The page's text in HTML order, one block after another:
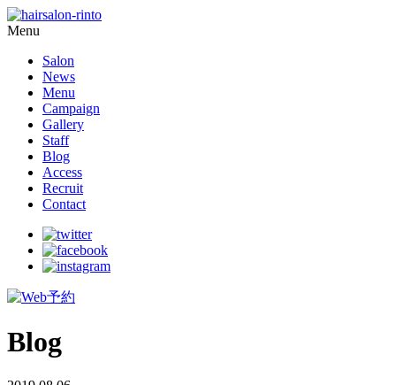
Menu
Salon
News
Menu
Campaign
Gallery
Staff
Blog
Access
Recruit
Contact
Blog